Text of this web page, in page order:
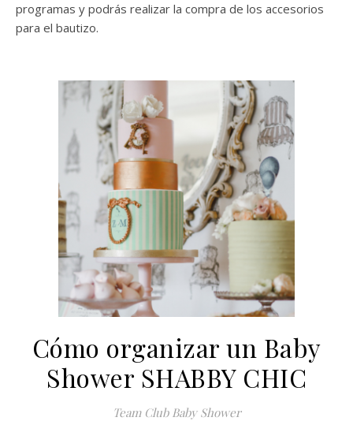
programas y podrás realizar la compra de los accesorios
para el bautizo.
Cómo organizar un Baby
Shower SHABBY CHIC
Team Club Baby Shower